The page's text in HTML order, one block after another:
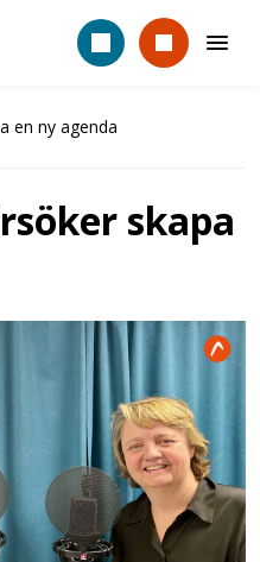
en ny agenda
skapa